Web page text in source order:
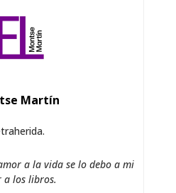
Martín
a la vida se lo debo a mi
a los libros.